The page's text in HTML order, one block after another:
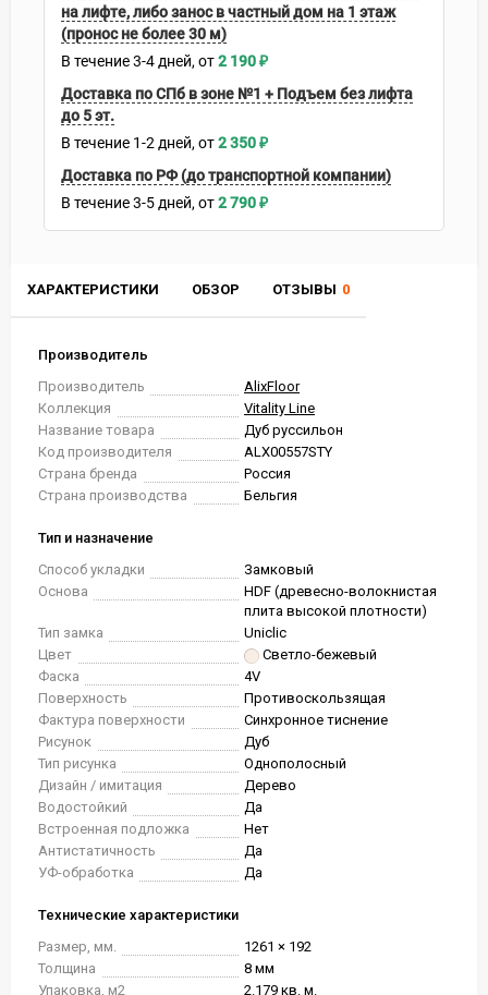
ХАРАКТЕРИСТИКИ ОБЗОР ОТЗЫВЫ 0
Производитель
Производитель
AlixFloor
Коллекция
Vitality Line
Название товара
Дуб руссильон
Код производителя
ALX00557STY
Страна бренда
Россия
Страна производства
Бельгия
Тип и назначение
Способ укладки
Замковый
Основа
HDF (древесно-волокнистая
плита высокой плотности)
Тип замка
Uniclic
Цвет
Светло-бежевый
Фаска
4V
Поверхность
Противоскользящая
Фактура поверхности
Синхронное тиснение
Рисунок
Дуб
Тип рисунка
Однополосный
Дизайн / имитация
Дерево
Водостойкий
Да
Встроенная подложка
Нет
Антистатичность
Да
УФ-обработка
Да
Технические характеристики
Размер, мм.
1261 × 192
Толщина
8 мм
Упаковка, м2
2.179 кв. м.
на лифте, либо занос в частный дом на 1 этаж
(пронос не более 30 м)
В течение3-4 дней 2 190₽
Доставка по СПб в зоне №1 + Подъем без лифта
до 5 эт.
В течение 1-2 дней 2 350₽
Доставка по РФ (до транспортной компании)
В течение3-5 дней 2 790₽